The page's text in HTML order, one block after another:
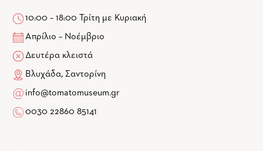
10:00 – 18:00 Τρίτη με Κυριακή
Απρίλιο – Νοέμβριο
Δευτέρα κλειστά
Βλυχάδα, Σαντορίνη
info@tomatomuseum.gr
0030 22860 85141